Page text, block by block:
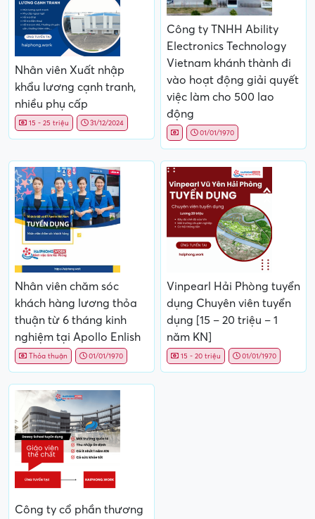
Nhân viên Xuất nhập
khẩu lương cạnh tranh,
nhiều phụ cấp
15 - 25 triệu 31/12/2024
Công ty TNHH Ability
Electronics Technology
Vietnam khánh thành đi
vào hoạt động giải quyết
việc làm cho 500 lao
động
01/01/1970
Nhân viên chăm sóc
khách hàng lương thỏa
thuận từ 6 tháng kinh
nghiệm tại Apollo Enlish
Thỏa thuận 01/01/1970
Vinpearl Hải Phòng tuyển
dụng Chuyên viên tuyển
dụng [15 – 20 triệu – 1
năm KN]
15 - 20 triệu 01/01/1970
Công ty cổ phần thương